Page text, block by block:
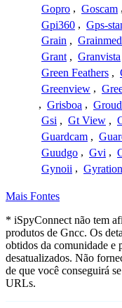
Gopro , Goscam ,
Gpi360 , Gps-
Grain ,
Grant , Granvista
Green Feathers ,
Greenview ,
, Grisboa ,
Gsi , Gt View ,
Guardcam ,
Guudgo , Gvi ,
Gynoii , Gyration
Mais Fontes
* iSpyConnect não tem
produtos de Gncc. Os
obtidos da comunidade e
desatualizados. Não
de que você conseguirá
URLs.